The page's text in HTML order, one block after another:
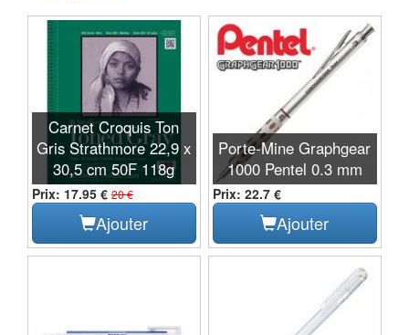
Carnet Croquis Ton
Gris Strathmore 22,9 x
30,5 cm 50F 118g
Prix: 17.95 € 20 €
Ajouter
Porte-Mine Graphgear
1000 Pentel 0.3 mm
Prix: 22.7 €
Ajouter